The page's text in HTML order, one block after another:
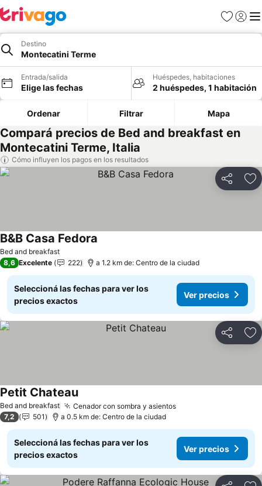
Favoritos
Iniciar
Destino
Montecatini Terme
Entrada/salida
Elige las fechas
Huéspedes, habitaciones
2 huéspedes, 1 habitación
Ordenar Filtrar Mapa
Compará precios de Bed and breakfast en
Montecatini Terme, Italia
Cómo influyen los pagos en los resultados
Compartir
Bed and breakfast
B&B Casa Fedora
8,6 Excelente 222 a 1.2 km de: Centro de la ciudad
Seleccioná las fechas para ver los
precios exactos
Ver precios
Compartir
Bed and breakfast Cenador con sombra y asientosVer precios
Petit ChateauVer precios
7,2 501 a 0.5 km de: Centro de la ciudad
Seleccioná las fechas para ver los
precios exactos
Ver precios